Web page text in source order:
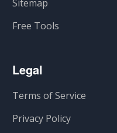
Sitemap
Free Tools
Legal
Terms of Service
Privacy Policy